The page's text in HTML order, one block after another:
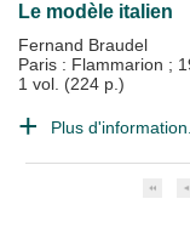
Le modèle italien
Fernand Braudel
Paris : Flammarion ;
1 vol. (224 p.)
Plus